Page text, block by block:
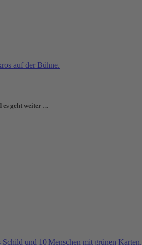
es geht weiter …